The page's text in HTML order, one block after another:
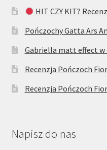
HIT CZY KIT?
Pończochy Gatta Ars
Gabriella matt effect w
Recenzja Pończoch
Recenzja Pończoch
Napisz do nas